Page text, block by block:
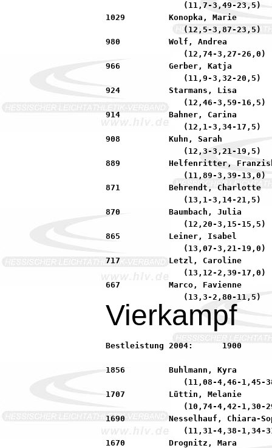
                (11,7-3,49-23,5)
1029         Konopka, Marie
                (12,5-3,87-23,5)
980          Wolf, Andrea
                (12,74-3,27-26,0)
966          Gerber, Katja
                (11,9-3,32-20,5)
924          Starmans, Lisa
                (12,46-3,59-16,5)
914          Bahner, Carina
                (12,1-3,34-17,5)
908          Kuhn, Sarah
                (12,3-3,21-19,5)
889          Helfenritter,
                (11,89-3,39-13,0)
871          Behrendt, Charlotte
                (13,1-3,14-21,5)
870          Baumbach, Julia
                (12,20-3,15-15,5)
865          Leiner, Isabel
                (13,07-3,21-19,0)
717          Letzl, Caroline
                (13,12-2,39-17,0)
667          Marco, Favienne
Vierkampf
Bestleistung 2004:	1900         Frank, Julia            92 SKG Sprendlingen
1856         Buhlmann, Kyra
(11,08-4,46-1,45-
1707         Lüttin, Melanie
(10,74-4,42-1,30-
1690         Nesselhauf, Chiara-
(11,31-4,38-1,34-
1670         Drognitz, Mara